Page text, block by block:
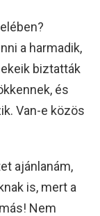
a harmadik,
biztatták
és
Van-e közös
ajánlanám,
is, mert a
Nem